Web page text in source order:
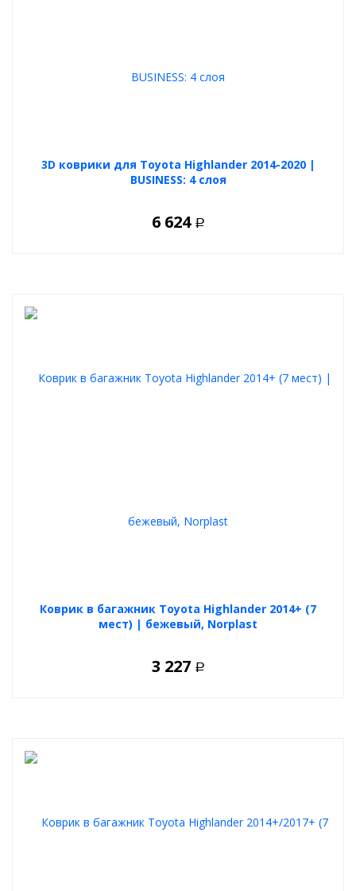
3D коврики для Toyota Highlander 2014-2020 |
BUSINESS: 4 слоя
6 624 Р
Коврик в багажник Toyota Highlander 2014+ (7
мест) | бежевый, Norplast
3 227 Р